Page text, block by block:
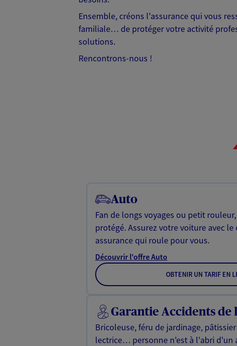
Ensemble, créons l'assurance qui vous
familiale… de protéger votre activité
solutions.
Rencontrons-nous !
Auto
Fan de longs voyages ou petit
protégé. Assurez votre voiture avec
assurance qui roule pour vous.
Découvrir l'offre Auto
OBTENIR UN TARIF EN
Garantie Accidents de
Bricoleuse, féru de jardinage,
lectrice… personne n'est à l'abri d'un